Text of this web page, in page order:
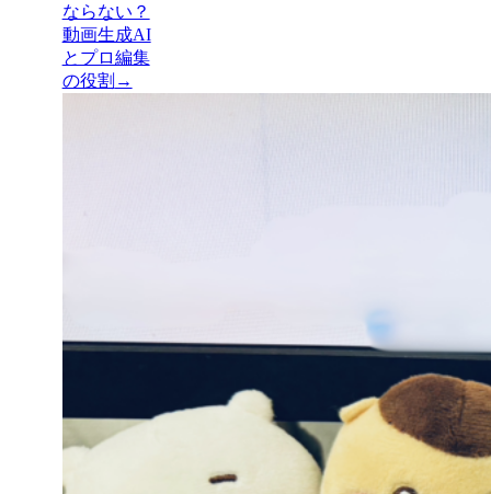
ならない？
動画生成AI
とプロ編集
の役割 →